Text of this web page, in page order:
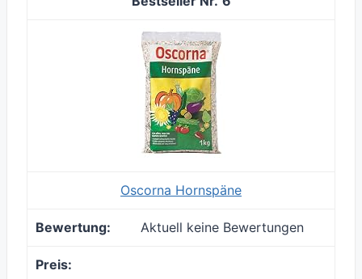
Oscorna Hornspäne
Aktuell keine Bewertungen